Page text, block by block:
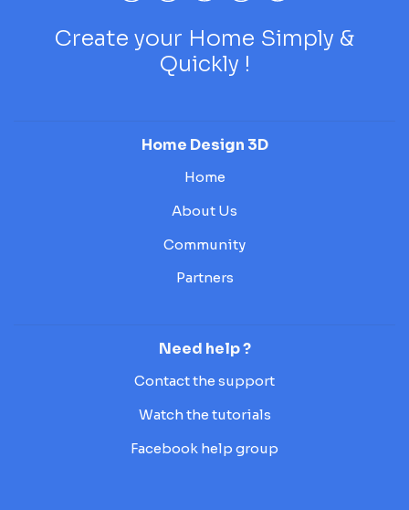
Create your Home Simply &
Quickly !
Home Design 3D
Home
About Us
Community
Partners
Need help ?
Contact the support
Watch the tutorials
Facebook help group